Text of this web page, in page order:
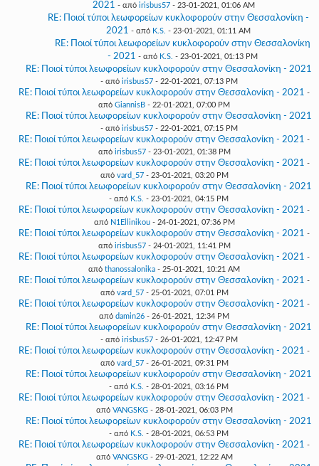
2021 - από irisbus57- 23-01-2021, 01:06 AM
RE: Ποιοί τύποι λεωφορείων κυκλοφορούν στην Θεσσαλονίκη -
2021 - από K.S. - 23-01-2021, 01:11 AM
RE: Ποιοί τύποι λεωφορείων κυκλοφορούν στην Θεσσαλονίκη
- 2021 - από K.S. - 23-01-2021, 01:13 PM
RE: Ποιοί τύποι λεωφορείων κυκλοφορούν στην Θεσσαλονίκη - 2021
- από irisbus57- 22-01-2021, 07:13 PM
RE: Ποιοί τύποι λεωφορείων κυκλοφορούν στην Θεσσαλονίκη - 2021 -
από GiannisB - 22-01-2021, 07:00 PM
RE: Ποιοί τύποι λεωφορείων κυκλοφορούν στην Θεσσαλονίκη - 2021
- από irisbus57- 22-01-2021, 07:15 PM
RE: Ποιοί τύποι λεωφορείων κυκλοφορούν στην Θεσσαλονίκη - 2021 -
από irisbus57- 23-01-2021, 01:38 PM
RE: Ποιοί τύποι λεωφορείων κυκλοφορούν στην Θεσσαλονίκη - 2021 -
από vard_57- 23-01-2021, 03:20 PM
RE: Ποιοί τύποι λεωφορείων κυκλοφορούν στην Θεσσαλονίκη - 2021
- από K.S. - 23-01-2021, 04:15 PM
RE: Ποιοί τύποι λεωφορείων κυκλοφορούν στην Θεσσαλονίκη - 2021 -
από N1Ellinikou- 24-01-2021, 07:36 PM
RE: Ποιοί τύποι λεωφορείων κυκλοφορούν στην Θεσσαλονίκη - 2021 -
από irisbus57- 24-01-2021, 11:41 PM
RE: Ποιοί τύποι λεωφορείων κυκλοφορούν στην Θεσσαλονίκη - 2021 -
από thanossalonika - 25-01-2021, 10:21 AM
RE: Ποιοί τύποι λεωφορείων κυκλοφορούν στην Θεσσαλονίκη - 2021 -
από vard_57- 25-01-2021, 07:01 PM
RE: Ποιοί τύποι λεωφορείων κυκλοφορούν στην Θεσσαλονίκη - 2021 -
από damin26 - 26-01-2021, 12:34 PM
RE: Ποιοί τύποι λεωφορείων κυκλοφορούν στην Θεσσαλονίκη - 2021
- από irisbus57- 26-01-2021, 12:47 PM
RE: Ποιοί τύποι λεωφορείων κυκλοφορούν στην Θεσσαλονίκη - 2021 -
από vard_57- 26-01-2021, 09:31 PM
RE: Ποιοί τύποι λεωφορείων κυκλοφορούν στην Θεσσαλονίκη - 2021
- από K.S. - 28-01-2021, 03:16 PM
RE: Ποιοί τύποι λεωφορείων κυκλοφορούν στην Θεσσαλονίκη - 2021 -
από VANGSKG- 28-01-2021, 06:03 PM
RE: Ποιοί τύποι λεωφορείων κυκλοφορούν στην Θεσσαλονίκη - 2021
- από K.S. - 28-01-2021, 06:53 PM
RE: Ποιοί τύποι λεωφορείων κυκλοφορούν στην Θεσσαλονίκη - 2021 -
από VANGSKG- 29-01-2021, 12:22 AM